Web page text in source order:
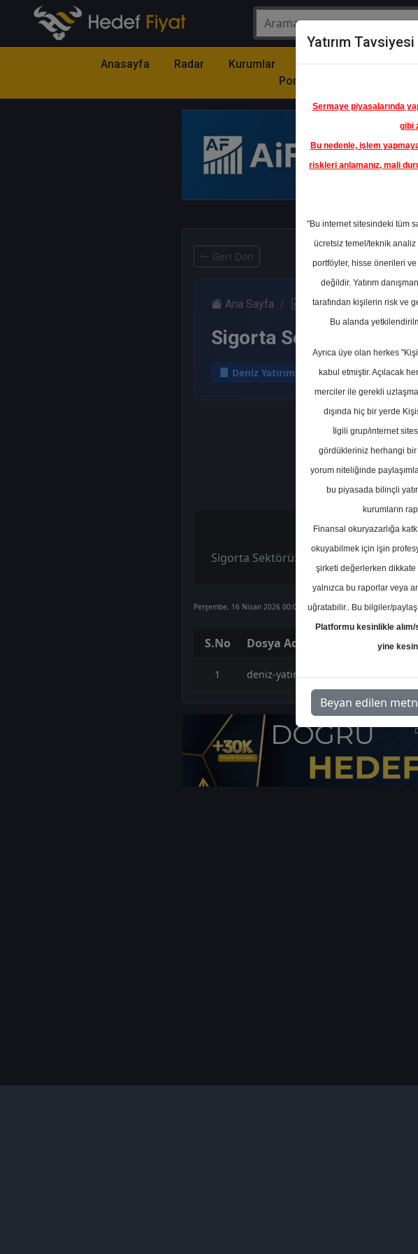
Anasayfa Radar Kurumlar
Model
Portföy
Hisse
Geri Dön
Ana Sayfa Raporlar Deniz
Sigorta Sektörü: 1Ç26
Deniz Yatırım 16 Nisan 2026
Sigorta Sektörü: 1Ç26 Beklentilerimiz
Perşembe, 16 Nisan 2026 00:00
S.No Dosya Adı
1 deniz-yatirim-sigorta-sektoru-
Yatırım
Sermaye piyasalarında
gibi
Bu nedenle, işlem
riskleri anlamanız, mali
"Bu internet sitesindeki tüm
ücretsiz temel/teknik analiz
portföyler, hisse önerileri ve
değildir. Yatırım
tarafından kişilerin risk ve
Bu alanda
Ayrıca üye olan herkes
kabul etmiştir. Açılacak
merciler ile gerekli
dışında hiç bir yerde
İlgili grup/internet
gördükleriniz herhangi bir
yorum niteliğinde
bu piyasada bilinçli
kurumların
Finansal okuryazarlığa
okuyabilmek için işin
şirketi değerlerken
yalnızca bu raporlar veya
uğratabilir.. Bu bilgiler/
Platformu kesinlikle
yine